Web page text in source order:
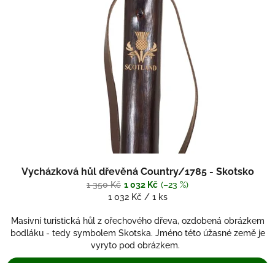
Vycházková hůl dřevěná Country/1785 - Skotsko
1 350 Kč 1 032 Kč (–23 %)
Měrná
1 032 Kč / 1 ks
Masivní turistická hůl z ořechového dřeva, ozdobená obrázkem
bodláku - tedy symbolem Skotska. Jméno této úžasné země je
vyryto pod obrázkem.